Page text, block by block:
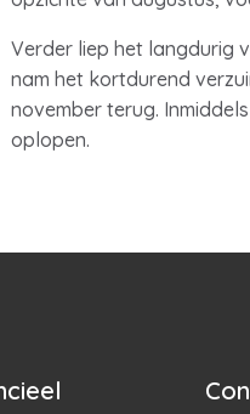
Verder liep het langdurig
nam het kortdurend
november terug.
oplopen.